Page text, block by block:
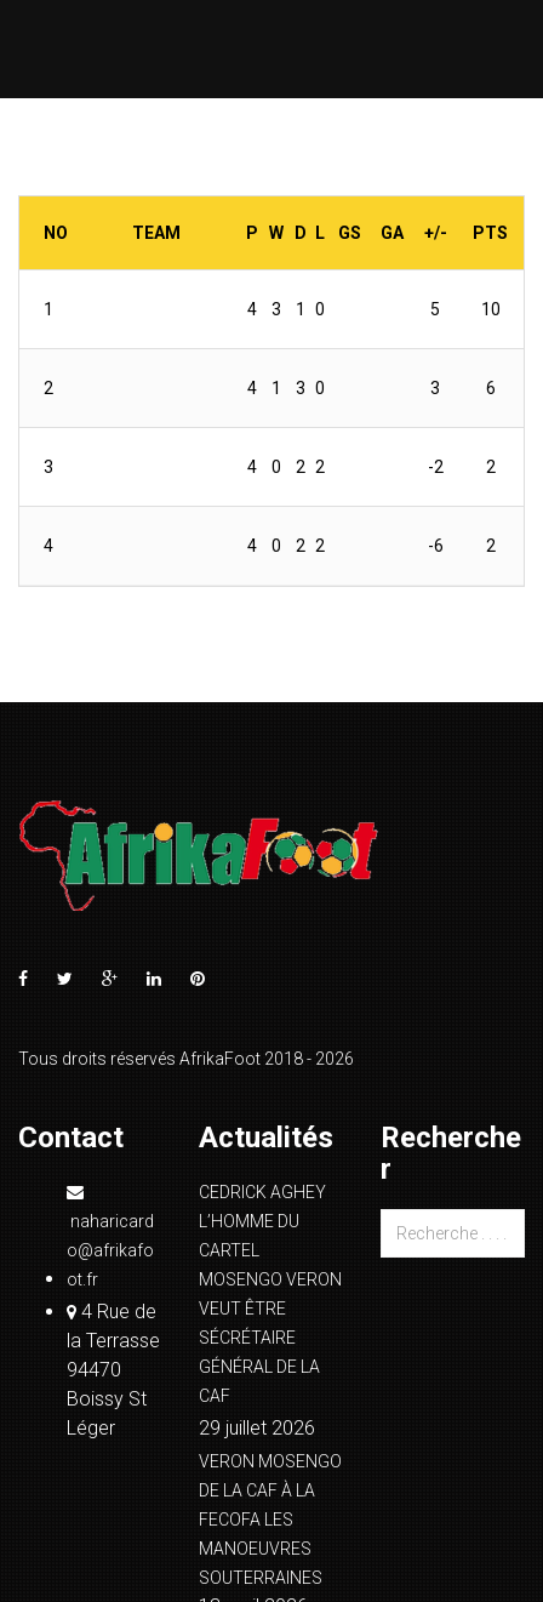
NO TEAM P W D L GS GA +/- PTS
1 4 3 1 0 5 10
2 4 1 3 0 3 6
3 4 0 2 2 -2 2
4 4 0 2 2 -6 2
Tous droits réservés AfrikaFoot 2018 - 2026
Contact
naharicard
o@afrikafo
ot.fr
4 Rue de
la Terrasse
94470
Boissy St
Léger
Actualités
CEDRICK AGHEY
L’HOMME DU
CARTEL
MOSENGO VERON
VEUT ÊTRE
SÉCRÉTAIRE
GÉNÉRAL DE LA
CAF
29 juillet 2026
VERON MOSENGO
DE LA CAF À LA
FECOFA LES
MANOEUVRES
SOUTERRAINES
Recherche
r